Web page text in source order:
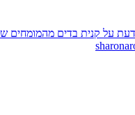
על קנית בדים מהמומחים